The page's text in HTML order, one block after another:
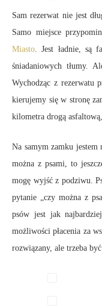
Sam rezerwat nie jest
Samo miejsce
Miasto. Jest ładnie, są
śniadaniowych tłumy.
Wychodząc z rezerwatu
kierujemy się w stronę
kilometra drogą
Na samym zamku jestem
można z psami, to
mogę wyjść z podziwu.
pytanie „czy można z
psów jest jak
możliwości płacenia za
rozwiązany, ale trzeba